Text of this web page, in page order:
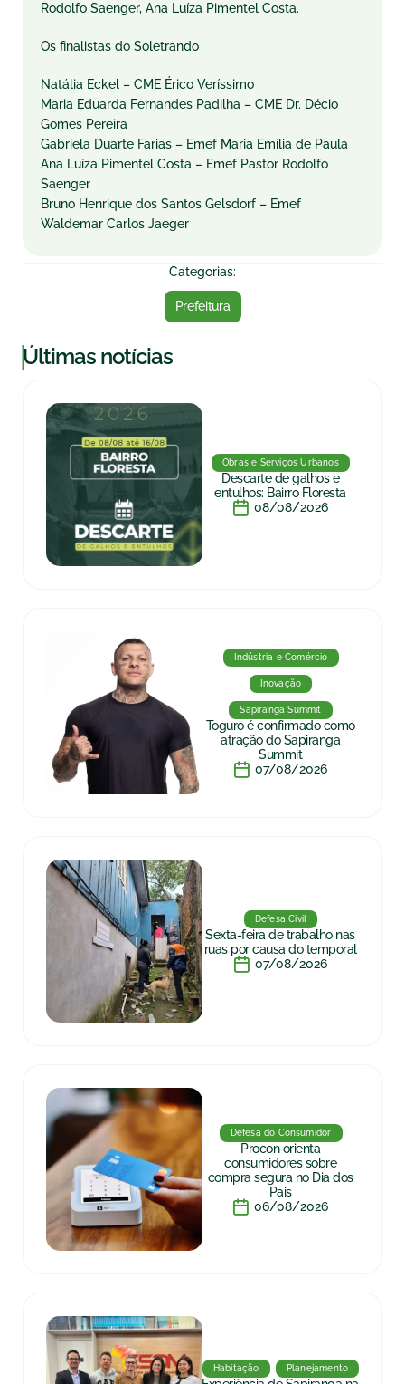
Rodolfo Saenger, Ana Luíza Pimentel Costa.
Os finalistas do Soletrando
Natália Eckel – CME Érico Veríssimo
Maria Eduarda Fernandes Padilha – CME Dr. Décio
Gomes Pereira
Gabriela Duarte Farias – Emef Maria Emília de Paula
Ana Luíza Pimentel Costa – Emef Pastor Rodolfo
Saenger
Bruno Henrique dos Santos Gelsdorf – Emef
Waldemar Carlos Jaeger
Categorias:
Prefeitura
|Últimas notícias
Obras e Serviços Urbanos
Descarte de galhos e
entulhos: Bairro Floresta
08/08/2026
Indústria e Comércio
Inovação
Sapiranga Summit
Toguro é confirmado como
atração do Sapiranga
Summit
07/08/2026
Defesa Civil
Sexta-feira de trabalho nas
ruas por causa do temporal
07/08/2026
Defesa do Consumidor
Procon orienta
consumidores sobre
compra segura no Dia dos
Pais
06/08/2026
Habitação Planejamento